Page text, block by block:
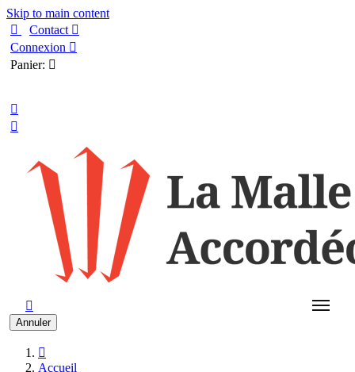
Skip to main content

Contact 
Connexion 
Panier: 



Annuler

Accueil